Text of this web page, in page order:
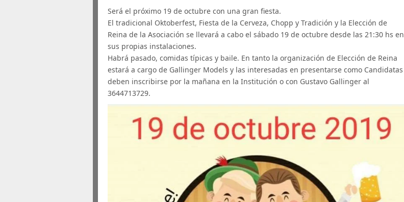
Será el próximo 19 de octubre con una gran fiesta.
El tradicional Oktoberfest, Fiesta de la Cerveza, Chopp y Tradición y la Elección de
Reina de la Asociación se llevará a cabo el sábado 19 de octubre desde las 21:30 hs en
sus propias instalaciones.
Habrá pasado, comidas típicas y baile. En tanto la organización de Elección de Reina
estará a cargo de Gallinger Models y las interesadas en presentarse como Candidatas
deben inscribirse por la mañana en la Institución o con Gustavo Gallinger al
3644713729.